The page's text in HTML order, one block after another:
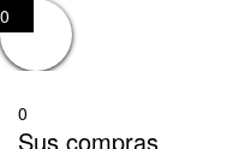
0
0
Sus compras